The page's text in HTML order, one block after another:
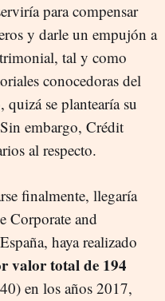
para compensar
y darle un empujón a
tal y como
conocedoras del
quizá se plantearía su
embargo, Crédit
al respecto.
finalmente, llegaría
Corporate and
haya realizado
valor total de 194
en los años 2017,